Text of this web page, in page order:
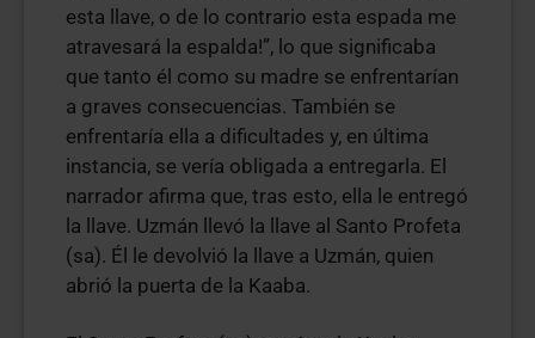
esta llave, o de lo contrario esta espada me
atravesará la espalda!”, lo que significaba
que tanto él como su madre se enfrentarían
a graves consecuencias. También se
enfrentaría ella a dificultades y, en última
instancia, se vería obligada a entregarla. El
narrador afirma que, tras esto, ella le entregó
la llave. Uzmán llevó la llave al Santo Profeta
(sa). Él le devolvió la llave a Uzmán, quien
abrió la puerta de la Kaaba.